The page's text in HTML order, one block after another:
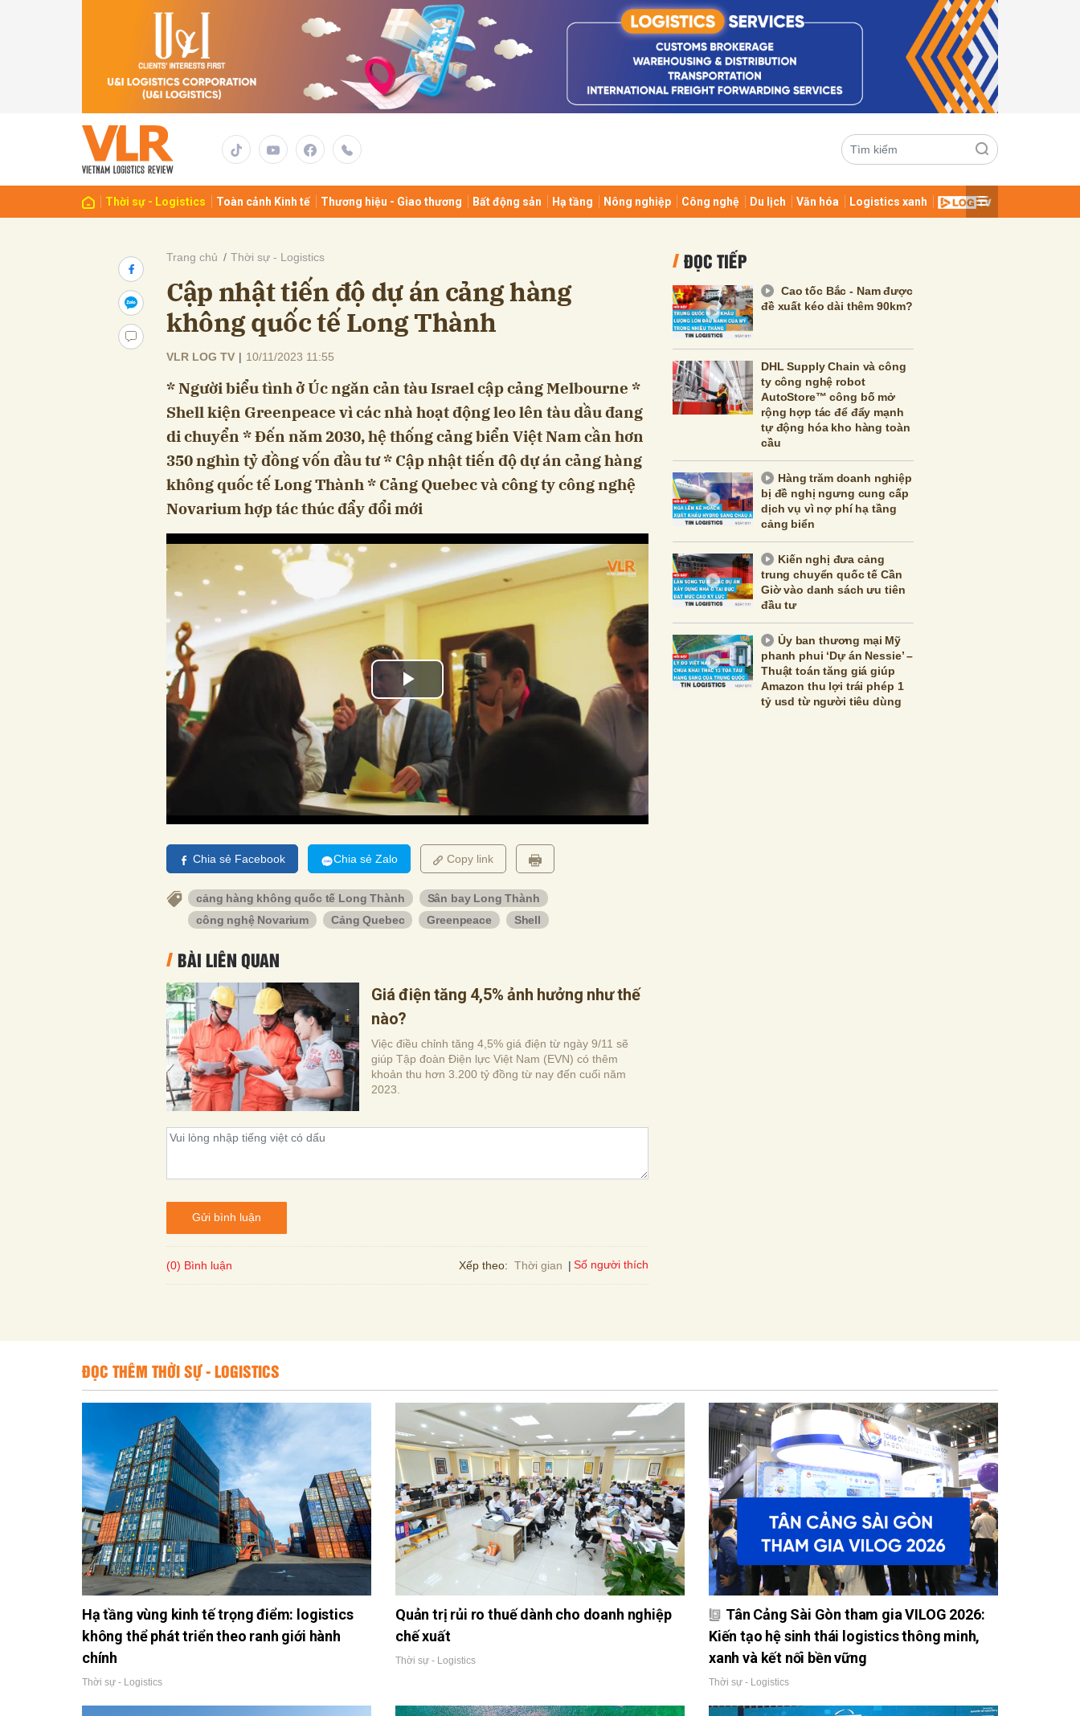
Thời sự - Logistics Toàn cảnh Kinh tế Thương hiệu - Giao thương Bất động sản Hạ tầng Nông nghiệp Công nghệ Du lịch Văn hóa Logistics xanh
Trang chủ Thời sự - Logistics
Cập nhật tiến độ dự án cảng hàng
không quốc tế Long Thành
VLR LOG TV | 10/11/2023 11:55
* Người biểu tình ở Úc ngăn cản tàu Israel cập cảng Melbourne *
Shell kiện Greenpeace vì các nhà hoạt động leo lên tàu dầu đang
di chuyển * Đến năm 2030, hệ thống cảng biển Việt Nam cần hơn
350 nghìn tỷ đồng vốn đầu tư * Cập nhật tiến độ dự án cảng hàng
không quốc tế Long Thành * Cảng Quebec và công ty công nghệ
Novarium hợp tác thúc đẩy đổi mới
Chia sẻ Facebook Chia sẻ Zalo Copy link
cảng hàng không quốc tế Long Thành
Sân bay Long Thành
công nghệ Novarium
Cảng Quebec Greenpeace Shell
BÀI LIÊN QUAN
Giá điện tăng 4,5% ảnh hưởng như thế
nào?
Việc điều chỉnh tăng 4,5% giá điện từ ngày 9/11 sẽ
giúp Tập đoàn Điện lực Việt Nam (EVN) có thêm
khoản thu hơn 3.200 tỷ đồng từ nay đến cuối năm
2023.
Gửi bình luận
(0) Bình luận Xếp theo: Thời gian Số người thích
ĐỌC TIẾP
Cao tốc Bắc - Nam được
đề xuất kéo dài thêm 90km?
DHL Supply Chain và công
ty công nghệ robot
AutoStore™ công bố mở
rộng hợp tác để đẩy mạnh
tự động hóa kho hàng toàn
cầu
Hàng trăm doanh nghiệp
bị đề nghị ngưng cung cấp
dịch vụ vì nợ phí hạ tầng
cảng biển
Kiến nghị đưa cảng
trung chuyển quốc tế Cần
Giờ vào danh sách ưu tiên
đầu tư
Ủy ban thương mại Mỹ
phanh phui ‘Dự án Nessie’ –
Thuật toán tăng giá giúp
Amazon thu lợi trái phép 1
tỷ usd từ người tiêu dùng
ĐỌC THÊM THỜI SỰ - LOGISTICS
Hạ tầng vùng kinh tế trọng điểm: logistics
không thể phát triển theo ranh giới hành
chính
Thời sự - Logistics
Quản trị rủi ro thuế dành cho doanh nghiệp
chế xuất
Thời sự - Logistics
Tân Cảng Sài Gòn tham gia VILOG 2026:
Kiến tạo hệ sinh thái logistics thông minh,
xanh và kết nối bền vững
Thời sự - Logistics
Gửi bình luận